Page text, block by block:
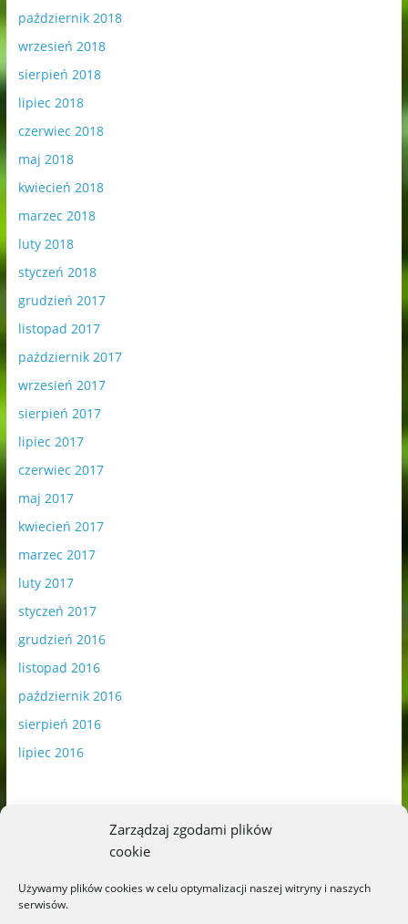
Zarządzaj zgodami plików
cookie
Używamy plików cookies w celu optymalizacji naszej witryny i naszych
serwisów.
październik 2018
wrzesień 2018
sierpień 2018
lipiec 2018
czerwiec 2018
maj 2018
kwiecień 2018
marzec 2018
luty 2018
styczeń 2018
grudzień 2017
listopad 2017
październik 2017
wrzesień 2017
sierpień 2017
lipiec 2017
czerwiec 2017
maj 2017
kwiecień 2017
marzec 2017
luty 2017
styczeń 2017
grudzień 2016
listopad 2016
październik 2016
sierpień 2016
lipiec 2016